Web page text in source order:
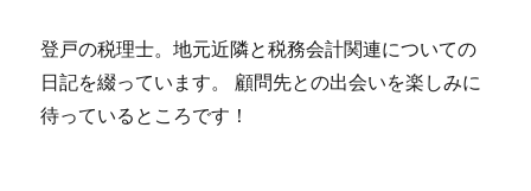
登戸の税理士。地元近隣と税務会計関連についての
日記を綴っています。 顧問先との出会いを楽しみに
待っているところです！